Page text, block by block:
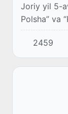
Joriy yil 5-
Polsha” va
qoʻshma
2459